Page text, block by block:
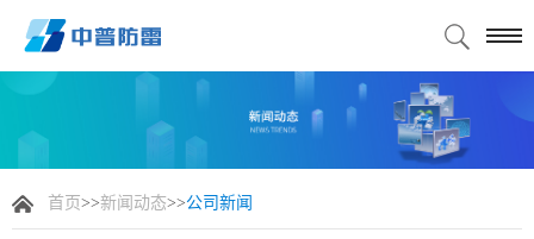
首页>>新闻动态>>公司新闻